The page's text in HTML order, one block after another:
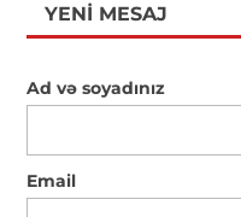
YENI MESAJ
Ad və soyadınız
Email